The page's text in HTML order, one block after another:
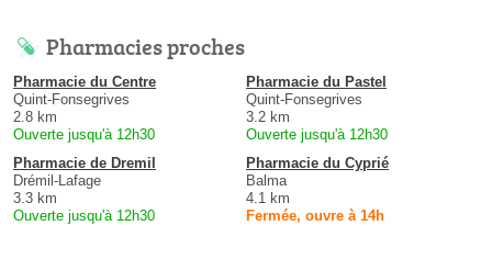
Pharmacies proches
Pharmacie du Centre
Quint-Fonsegrives
2.8 km
Ouverte jusqu'à 12h30
Pharmacie du Pastel
Quint-Fonsegrives
3.2 km
Ouverte jusqu'à 12h30
Pharmacie de Dremil
Drémil-Lafage
3.3 km
Ouverte jusqu'à 12h30
Pharmacie du Cyprié
Balma
4.1 km
Fermée, ouvre à 14h